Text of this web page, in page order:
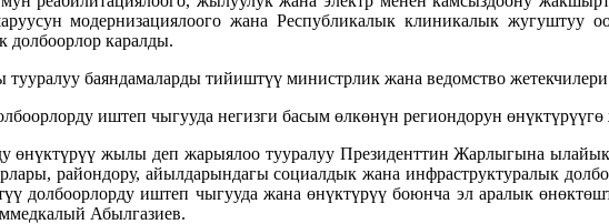
модернизациялоого жана Республикалык клиникалык жугуштуу
долбоорлор каралды.
тууралуу баяндамаларды тийиштүү министрлик жана ведомство
иштеп чыгууда негизги басым өлкөнүн региондорун
өнүктүрүү жылы деп жарыялоо тууралуу Президенттин Жарлыгына
райондору, айылдарындагы социалдык жана инфраструктуралык
долбоорлорду иштеп чыгууда жана өнүктүрүү боюнча эл аралык
Абылгазиев.